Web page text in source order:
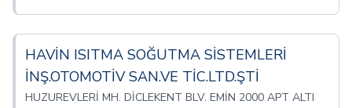
HAVİN ISITMA SOĞUTMA SİSTEMLERİ
İNŞ.OTOMOTİV SAN.VE TİC.LTD.ŞTİ
HUZUREVLERİ MH. DİCLEKENT BLV. EMİN 2000 APT ALTI